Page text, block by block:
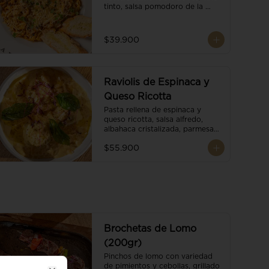
tinto, salsa pomodoro de la
$39.900
Raviolis de Espinaca y
Queso Ricotta
Pasta rellena de espinaca y
queso ricotta, salsa alfredo,
albahaca cristalizada, parmesano
$55.900
Brochetas de Lomo
(200gr)
Pinchos de lomo con variedad
de pimientos y cebollas, grillado